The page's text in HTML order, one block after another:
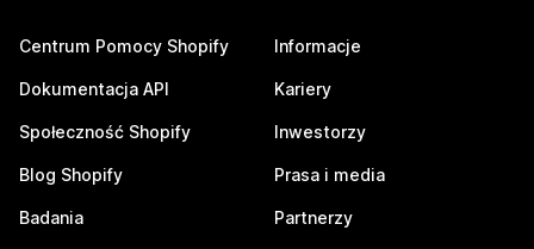
Centrum Pomocy Shopify
Dokumentacja API
Społeczność Shopify
Blog Shopify
Badania
Informacje
Kariery
Inwestorzy
Prasa i media
Partnerzy